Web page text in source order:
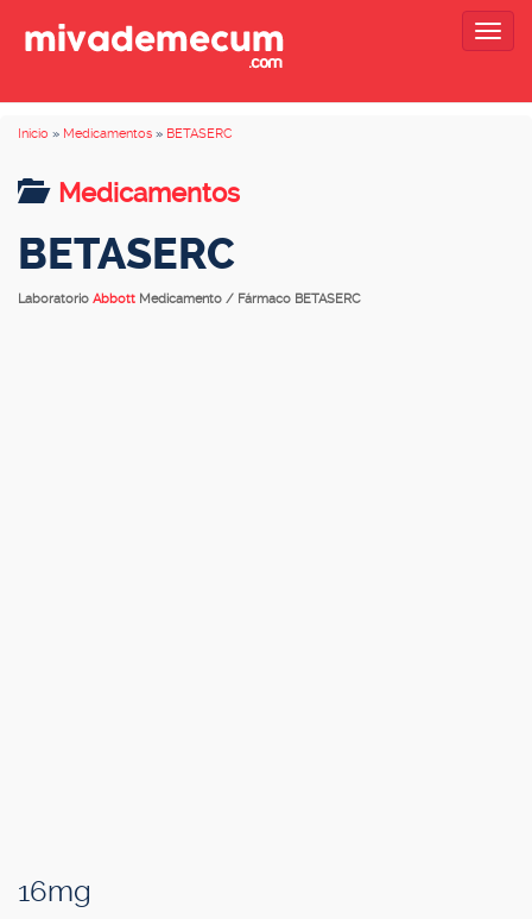
Inicio » Medicamentos » BETASERC
Medicamentos
BETASERC
Laboratorio Abbott Medicamento / Fármaco BETASERC
16mg